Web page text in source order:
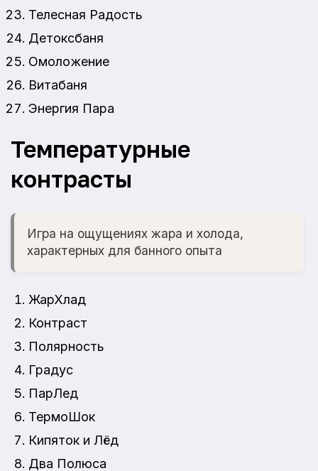
Телесная Радость
Детоксбаня
Омоложение
Витабаня
Энергия Пара
Температурные
контрасты
Игра на ощущениях жара и холода,
характерных для банного опыта
ЖарХлад
Контраст
Полярность
Градус
ПарЛед
ТермоШок
Кипяток и Лёд
Два Полюса